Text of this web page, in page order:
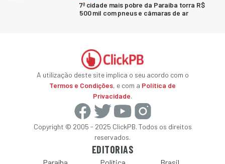
7ª cidade mais pobre da Paraíba torra R$
500 mil com pneus e câmaras de ar
A utilização deste site implica o seu acordo com o
Termos e Condições, e com a Política de
Privacidade.
Copyright © 2005 - 2025 ClickPB. Todos os direitos
reservados.
EDITORIAS